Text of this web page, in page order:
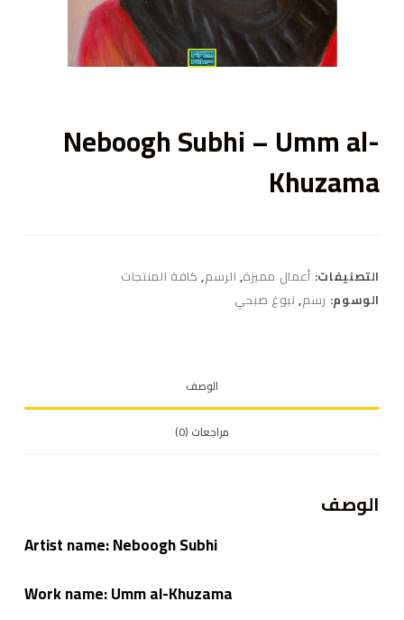
Neboogh Subhi – Umm al-
Khuzama
التصنيفات: أعمال مميزة, الرسم, كافة المنتجات
الوسوم: رسم, نبوغ صبحي
الوصف
مراجعات (0)
الوصف
Artist name: Neboogh Subhi
Work name: Umm al-Khuzama